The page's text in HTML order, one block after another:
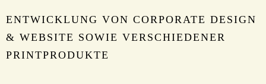
ENTWICKLUNG VON CORPORATE DESIGN
& WEBSITE SOWIE VERSCHIEDENER
PRINTPRODUKTE